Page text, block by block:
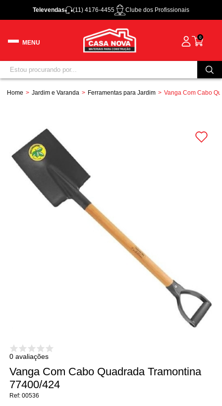
Televendas (11) 4176-4455 Clube dos Profissionais
0
Home Jardim e Varanda Ferramentas para Jardim Vanga Com Cabo
0 avaliações
Vanga Com Cabo Quadrada Tramontina
77400/424
00536